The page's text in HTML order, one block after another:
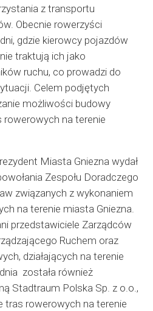
z transportu
Obecnie rowerzyści
gdzie kierowcy pojazdów
traktują ich jako
ruchu, co prowadzi do
Celem podjętych
możliwości budowy
na terenie
Miasta Gniezna wydał
Zespołu Doradczego
związanych z wykonaniem
na terenie miasta Gniezna.
przedstawiciele Zarządców
Ruchem oraz
działających na terenie
została również
Stadtraum Polska Sp. z o.o.,
tras rowerowych na terenie